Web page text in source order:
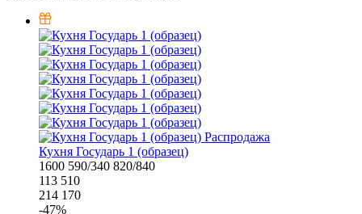
Распродажа
Кухня Государь 1 (образец)
1600 590/340 820/840
113 510
214 170
-47%